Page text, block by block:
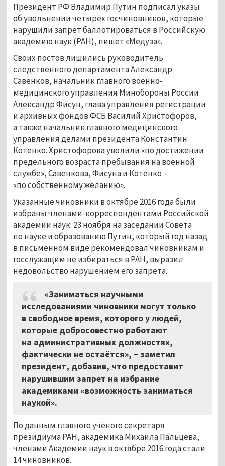
Президент РФ Владимир Путин подписал указы
об увольнении четырёх госчиновников, которые
нарушили запрет баллотироваться в Российскую
академию наук (РАН), пишет «Медуза».
Своих постов лишились руководитель
следственного департамента Александр
Савенков, начальник главного военно-
медицинского управления Минобороны России
Александр Фисун, глава управления регистрации
и архивных фондов ФСБ Василий Христофоров,
а также начальник главного медицинского
управления делами президента Константин
Котенко. Христофорова уволили «по достижении
предельного возраста пребывания на военной
службе», Савенкова, Фисуна и Котенко –
«по собственному желанию».
Указанные чиновники в октябре 2016 года были
избраны членами-корреспондентами Российской
академии наук. 23 ноября на заседании Совета
по науке и образованию Путин, который год назад
в письменном виде рекомендовал чиновникам и
госслужащим не избираться в РАН, выразил
недовольство нарушением его запрета.
«Заниматься научными
исследованиями чиновники могут только
в свободное время, которого у людей,
которые добросовестно работают
на административных должностях,
фактически не остаётся», – заметил
президент, добавив, что предоставит
нарушившим запрет на избрание
академиками «возможность заниматься
наукой».
По данным главного учёного секретаря
президиума РАН, академика Михаила Пальцева,
членами Академии наук в октябре 2016 года стали
14 чиновников.